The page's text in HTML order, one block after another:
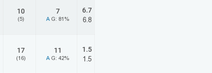
10
(5)
7
A G: 81%
6.7
6.8
17
(16)
11
A G: 42%
1.5
1.5